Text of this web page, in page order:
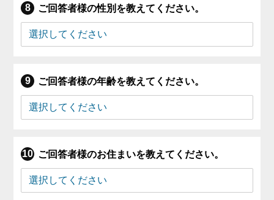
ご回答者様の性別を教えてください。
ご回答者様の年齢を教えてください。
ご回答者様のお住まいを教えてください。